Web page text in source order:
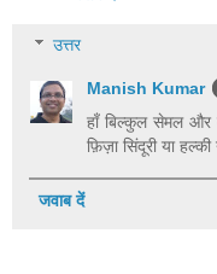
उत्तर
Manish Kumar
हाँ बिल्कुल सेमल और
फ़िज़ा सिंदूरी या हल्की
जवाब दें